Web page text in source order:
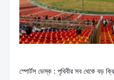
স্পোর্টস ডেস্ক : পৃথিবীর সব থেকে বড়